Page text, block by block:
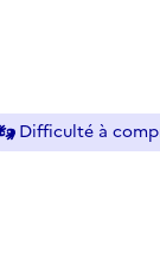
Difficulté à